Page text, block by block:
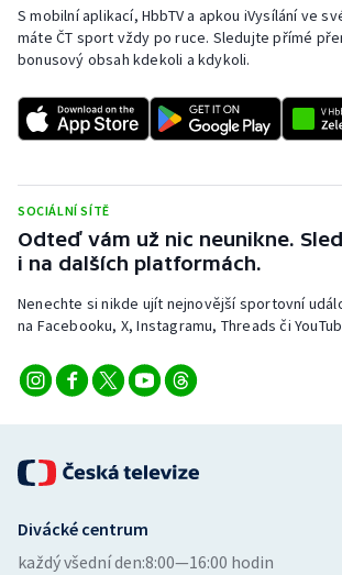
S mobilní aplikací, HbbTV a apkou iVysílání ve
máte ČT sport vždy po ruce. Sledujte přímé
bonusový obsah kdekoli a kdykoli.
SOCIÁLNÍ SÍTĚ
Odteď vám už nic neunikne.
i na dalších platformách.
Nenechte si nikde ujít nejnovější sportovní
na Facebooku, X, Instagramu, Threads či
Divácké centrum
každý všední den:8:00—16:00 hodin